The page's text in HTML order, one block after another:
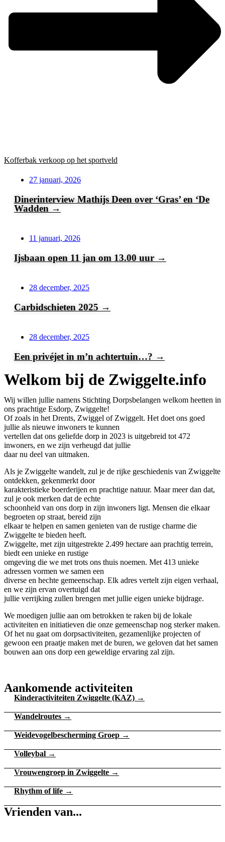
Kofferbak verkoop op het sportveld
27 januari, 2026
Dinerinterview Mathijs Deen over ‘Gras’ en ‘De
Wadden →
11 januari, 2026
Ijsbaan open 11 jan om 13.00 uur →
28 december, 2025
Carbidschieten 2025 →
28 december, 2025
Een privéjet in m’n achtertuin…? →
Welkom bij de Zwiggelte.info
Wij willen jullie namens Stichting Dorpsbelangen welkom heetten in
ons prachtige Esdorp, Zwiggelte!
Of zoals in het Drents, Zwiggel of Zwiggelt. Het doet ons goed
jullie als nieuwe inwoners te kunnen
vertellen dat ons geliefde dorp in 2023 is uitgebreid tot 472
inwoners, en we zijn verheugd dat jullie
daar nu deel van uitmaken.
Als je Zwiggelte wandelt, zul je de rijke geschiedenis van Zwiggelte
ontdekken, gekenmerkt door
karakteristieke boerderijen en prachtige natuur. Maar meer dan dat,
zul je ook merken dat de echte
schoonheid van ons dorp in zijn inwoners ligt. Mensen die elkaar
begroeten op straat, bereid zijn
elkaar te helpen en samen genieten van de rustige charme die
Zwiggelte te bieden heeft.
Zwiggelte, met zijn uitgestrekte 2.499 hectare aan prachtig terrein,
biedt een unieke en rustige
omgeving die we met trots ons thuis noemen. Met 413 unieke
adressen vormen we samen een
diverse en hechte gemeenschap. Elk adres vertelt zijn eigen verhaal,
en we zijn ervan overtuigd dat
jullie verrijking zullen brengen met jullie eigen unieke bijdrage.
We moedigen jullie aan om betrokken te raken bij de lokale
activiteiten en initiatieven die onze gemeenschap nog sterker maken.
Of het nu gaat om dorpsactiviteiten, gezamenlijke projecten of
gewoon een praatje maken met de buren, we geloven dat het samen
bouwen aan ons dorp een geweldige ervaring zal zijn.
Aankomende activiteiten
Kinderactiviteiten Zwiggelte (KAZ) →
Wandelroutes →
Weidevogelbescherming Groep →
Volleybal →
Vrouwengroep in Zwiggelte →
Rhythm of life →
Vrienden van...